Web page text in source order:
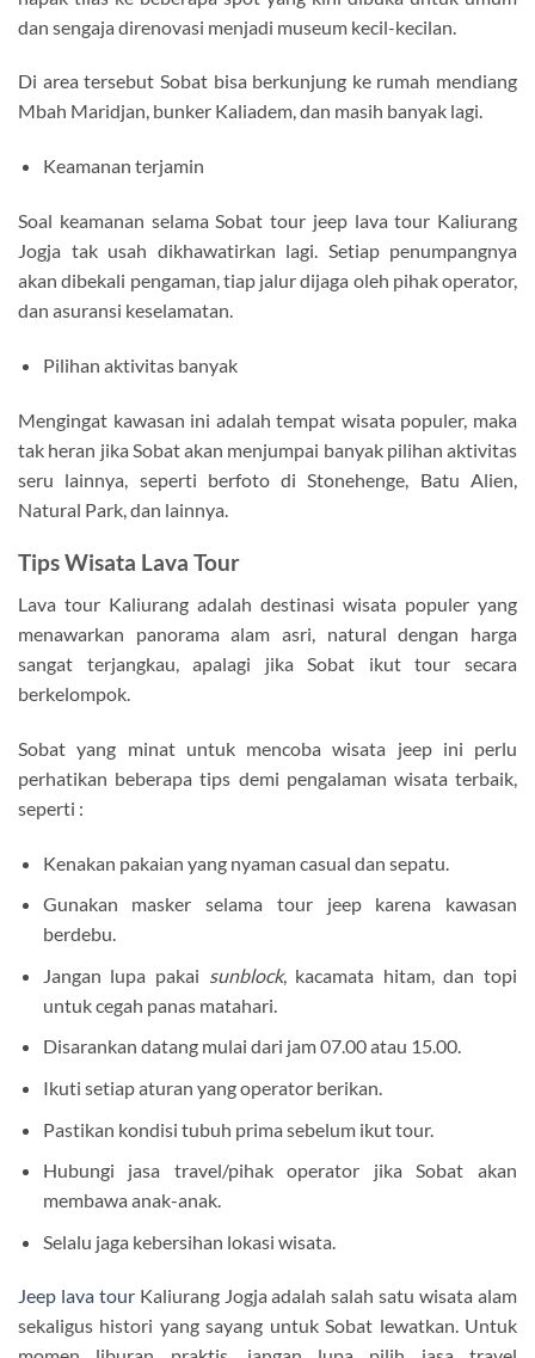
dan sengaja direnovasi menjadi museum kecil-kecilan.
Di area tersebut Sobat bisa berkunjung ke rumah mendiang
Mbah Maridjan, bunker Kaliadem, dan masih banyak lagi.
Keamanan terjamin
Soal keamanan selama Sobat tour jeep lava tour Kaliurang
Jogja tak usah dikhawatirkan lagi. Setiap penumpangnya
akan dibekali pengaman, tiap jalur dijaga oleh pihak operator,
dan asuransi keselamatan.
Pilihan aktivitas banyak
Mengingat kawasan ini adalah tempat wisata populer, maka
tak heran jika Sobat akan menjumpai banyak pilihan aktivitas
seru lainnya, seperti berfoto di Stonehenge, Batu Alien,
Natural Park, dan lainnya.
Tips Wisata Lava Tour
Lava tour Kaliurang adalah destinasi wisata populer yang
menawarkan panorama alam asri, natural dengan harga
sangat terjangkau, apalagi jika Sobat ikut tour secara
berkelompok.
Sobat yang minat untuk mencoba wisata jeep ini perlu
perhatikan beberapa tips demi pengalaman wisata terbaik,
seperti :
Kenakan pakaian yang nyaman casual dan sepatu.
Gunakan masker selama tour jeep karena kawasan
berdebu.
Jangan lupa pakai sunblock, kacamata hitam, dan topi
untuk cegah panas matahari.
Disarankan datang mulai dari jam 07.00 atau 15.00.
Ikuti setiap aturan yang operator berikan.
Pastikan kondisi tubuh prima sebelum ikut tour.
Hubungi jasa travel/pihak operator jika Sobat akan
membawa anak-anak.
Selalu jaga kebersihan lokasi wisata.
Jeep lava tourKaliurang Jogja adalah salah satu wisata alam
sekaligus histori yang sayang untuk Sobat lewatkan. Untuk